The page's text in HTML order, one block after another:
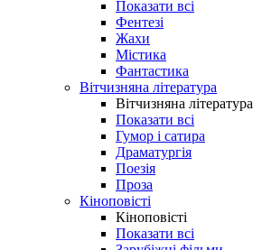
Показати всі
Фентезі
Жахи
Містика
Фантастика
Вітчизняна література
Вітчизняна література
Показати всі
Гумор і сатира
Драматургія
Поезія
Проза
Кіноповісті
Кіноповісті
Показати всі